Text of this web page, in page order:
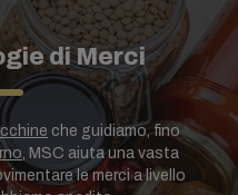
di Merci
che guidiamo, fino
, MSC aiuta una vasta
le merci a livello